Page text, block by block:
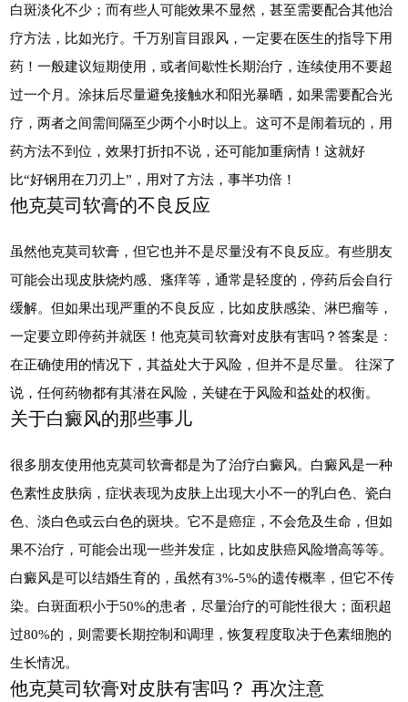
白斑淡化不少；而有些人可能效果不显然，甚至需要配合其他治
疗方法，比如光疗。千万别盲目跟风，一定要在医生的指导下用
药！一般建议短期使用，或者间歇性长期治疗，连续使用不要超
过一个月。涂抹后尽量避免接触水和阳光暴晒，如果需要配合光
疗，两者之间需间隔至少两个小时以上。这可不是闹着玩的，用
药方法不到位，效果打折扣不说，还可能加重病情！这就好
比“好钢用在刀刃上”，用对了方法，事半功倍！
他克莫司软膏的不良反应
虽然他克莫司软膏，但它也并不是尽量没有不良反应。有些朋友
可能会出现皮肤烧灼感、瘙痒等，通常是轻度的，停药后会自行
缓解。但如果出现严重的不良反应，比如皮肤感染、淋巴瘤等，
一定要立即停药并就医！他克莫司软膏对皮肤有害吗？答案是：
在正确使用的情况下，其益处大于风险，但并不是尽量。 往深了
说，任何药物都有其潜在风险，关键在于风险和益处的权衡。
关于白癜风的那些事儿
很多朋友使用他克莫司软膏都是为了治疗白癜风。白癜风是一种
色素性皮肤病，症状表现为皮肤上出现大小不一的乳白色、瓷白
色、淡白色或云白色的斑块。它不是癌症，不会危及生命，但如
果不治疗，可能会出现一些并发症，比如皮肤癌风险增高等等。
白癜风是可以结婚生育的，虽然有3%-5%的遗传概率，但它不传
染。白斑面积小于50%的患者，尽量治疗的可能性很大；面积超
过80%的，则需要长期控制和调理，恢复程度取决于色素细胞的
生长情况。
他克莫司软膏对皮肤有害吗？ 再次注意